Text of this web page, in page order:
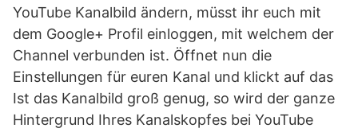
YouTube Kanalbild ändern, müsst ihr euch mit
dem Google+ Profil einloggen, mit welchem der
Channel verbunden ist. Öffnet nun die
Einstellungen für euren Kanal und klickt auf das
Ist das Kanalbild groß genug, so wird der ganze
Hintergrund Ihres Kanalskopfes bei YouTube